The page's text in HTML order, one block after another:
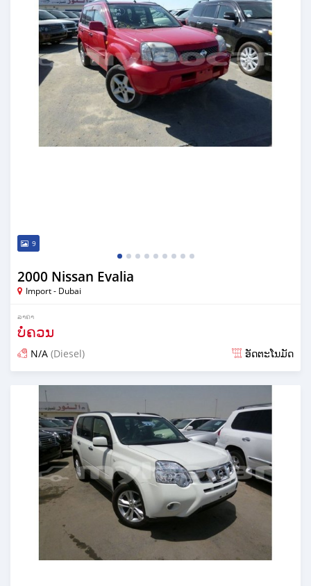
9
2000 Nissan Evalia
Import - Dubai
ລາຄາ
ບໍ່ຄວນ
N/A (Diesel) ອັດຕະໂນມັດ
ໂພດ almost 7 years ກ່ອນ ໜ້າ ນີ້